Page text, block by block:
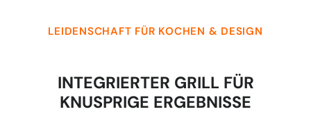
LEIDENSCHAFT FÜR KOCHEN & DESIGN
INTEGRIERTER GRILL FÜR
KNUSPRIGE ERGEBNISSE